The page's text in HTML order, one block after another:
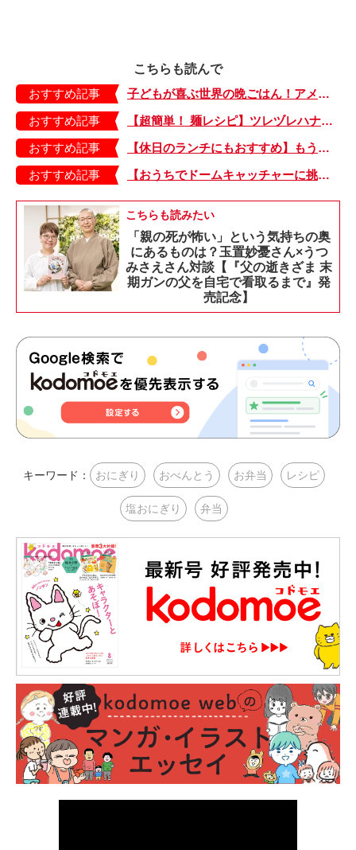
こちらも読んで
おすすめ記事
子どもが喜ぶ世界の晩ごはん！アメリカのフライドチキン＆フライドポテト
おすすめ記事
【超簡単！ 麺レシピ】ツレヅレハナコさんに聞く、パパッと作れる「オイルサーディンとミニトマトの冷製パスタ」
おすすめ記事
【休日のランチにもおすすめ】もう包丁を持つ気力もない…。そんなときは「とろとろ卵のせチャーハン」はいかが？
おすすめ記事
【おうちでドームキャッチャーに挑戦だ】アンパンマン わくわくドームキャッチャー
こちらも読みたい
「親の死が怖い」という気持ちの奥
にあるものは？玉置妙憂さん×うつ
みさえさん対談【『父の逝きざま 末
期ガンの父を自宅で看取るまで』発
売記念】
キーワード： おにぎり おべんとう お弁当 レシピ
塩おにぎり 弁当